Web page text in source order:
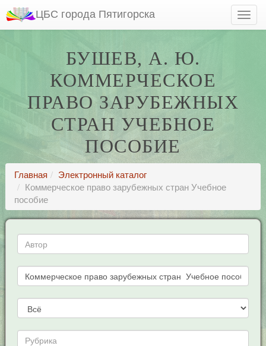
ЦБС города Пятигорска
БУШЕВ, А. Ю.
КОММЕРЧЕСКОЕ
ПРАВО ЗАРУБЕЖНЫХ
СТРАН УЧЕБНОЕ
ПОСОБИЕ
Главная
Электронный каталог
Коммерческое право зарубежных стран Учебное
пособие